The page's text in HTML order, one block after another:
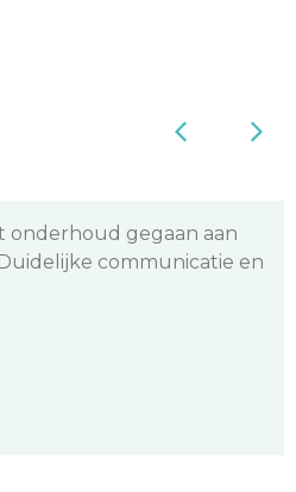
Cool, precies volgens
heel correct en
Prima uitleg gekregen,